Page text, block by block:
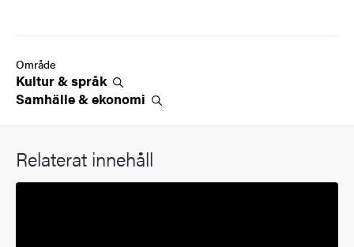
Område
Kultur &språk
Samhälle &ekonomi
Relaterat innehåll